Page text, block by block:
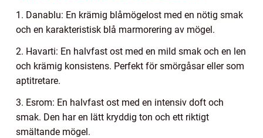
1. Danablu: En krämig blåmögelost med en nötig smak
och en karakteristisk blå marmorering av mögel.
2. Havarti: En halvfast ost med en mild smak och en len
och krämig konsistens. Perfekt för smörgåsar eller som
aptitretare.
3. Esrom: En halvfast ost med en intensiv doft och
smak. Den har en lätt kryddig ton och ett riktigt
smältande mögel.